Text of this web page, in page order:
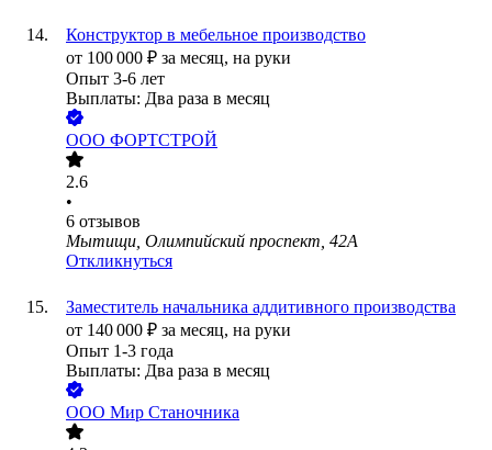
Конструктор в мебельное производство
от 100 000 ₽ за месяц, на руки
Опыт 3-6 лет
Выплаты: Два раза в месяц
ООО ФОРТСТРОЙ
2.6
•
6 отзывов
Мытищи, Олимпийский проспект, 42А
Откликнуться
Заместитель начальника аддитивного производства
от 140 000 ₽ за месяц, на руки
Опыт 1-3 года
Выплаты: Два раза в месяц
ООО Мир Станочника